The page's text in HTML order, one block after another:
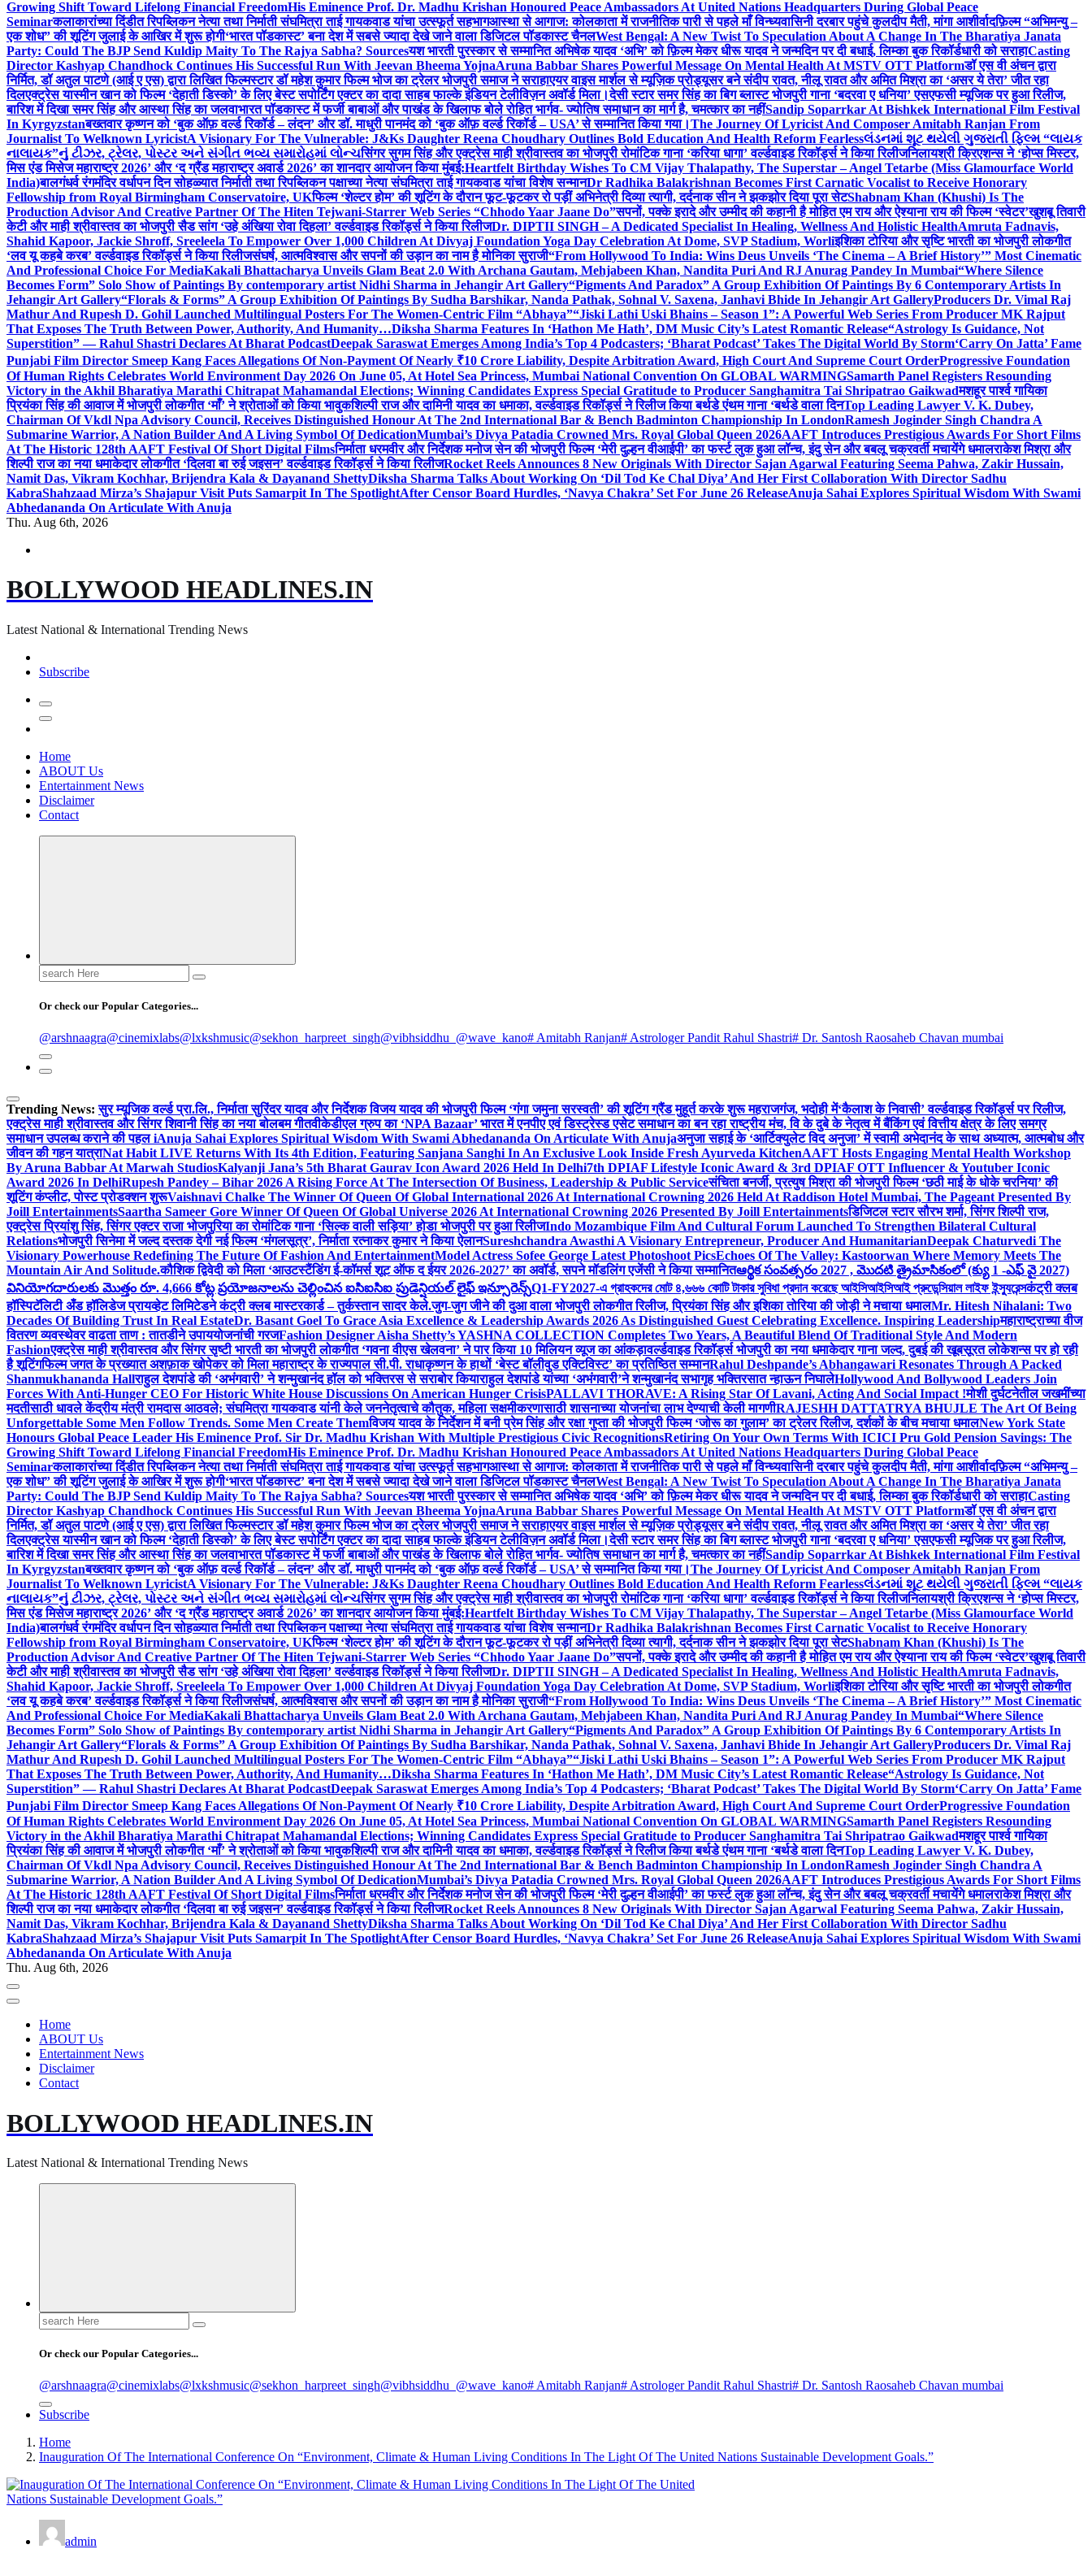
Growing Shift Toward Lifelong Financial FreedomHis Eminence Prof. Dr. Madhu Krishan Honoured Peace Ambassadors At United Nations Headquarters During Global Peace
Seminarकलाकारांच्या दिंडीत रिपब्लिकन नेत्या तथा निर्माती संघमित्रा ताई गायकवाड यांचा उत्स्फूर्त सहभागआस्था से आगाज: कोलकाता में राजनीतिक पारी से पहले माँ विन्ध्यवासिनी दरबार पहुंचे कुलदीप मैती, मांगा आशीर्वादफ़िल्म “अभिमन्यु –
एक शोध” की शूटिंग जुलाई के आखिर में शुरू होगी‘भारत पॉडकास्ट’ बना देश में सबसे ज्यादा देखे जाने वाला डिजिटल पॉडकास्ट चैनलWest Bengal: A New Twist To Speculation About A Change In The Bharatiya Janata
Party: Could The BJP Send Kuldip Maity To The Rajya Sabha? Sourcesयश भारती पुरस्कार से सम्मानित अभिषेक यादव ‘अभि’ को फ़िल्म मेकर धीरू यादव ने जन्मदिन पर दी बधाई, लिम्का बुक रिकॉर्डधारी को सराहाCasting
Director Kashyap Chandhock Continues His Successful Run With Jeevan Bheema YojnaAruna Babbar Shares Powerful Message On Mental Health At MSTV OTT Platformडॉ एस वी अंचन द्वारा
निर्मित, डॉ अतुल पाटणे (आई ए एस) द्वारा लिखित फिल्मस्टार डॉ महेश कुमार फिल्म भोज का ट्रेलर भोजपुरी समाज ने सराहाएयर वाइस मार्शल से म्यूज़िक प्रोड्यूसर बने संदीप रावत, नीलू रावत और अमित मिश्रा का ‘असर ये तेरा’ जीत रहा
दिलएक्ट्रेस यास्मीन खान को फिल्म ‘देहाती डिस्को’ के लिए बेस्ट सपोर्टिंग एक्टर का दादा साहब फाल्के इंडियन टेलीविज़न अवॉर्ड मिला।देसी स्टार समर सिंह का बिग ब्लास्ट भोजपुरी गाना ‘बदरवा ए धनिया’ एसएफसी म्यूजिक पर हुआ रिलीज,
बारिश में दिखा समर सिंह और आस्था सिंह का जलवाभारत पॉडकास्ट में फर्जी बाबाओं और पाखंड के खिलाफ बोले रोहित भार्गव- ज्योतिष समाधान का मार्ग है, चमत्कार का नहींSandip Soparrkar At Bishkek International Film Festival
In Kyrgyzstanबख्तवार कृष्णन को ‘बुक ऑफ़ वर्ल्ड रिकॉर्ड – लंदन’ और डॉ. माधुरी पानमंद को ‘बुक ऑफ़ वर्ल्ड रिकॉर्ड – USA’ से सम्मानित किया गया।The Journey Of Lyricist And Composer Amitabh Ranjan From
Journalist To Welknown LyricistA Visionary For The Vulnerable: J&Ks Daughter Reena Choudhary Outlines Bold Education And Health Reform Fearlessલંડનમાં શૂટ થયેલી ગુજરાતી ફિલ્મ “લાયક
નાલાયક”નું ટીઝર, ટ્રેલર, પોસ્ટર અને સંગીત ભવ્ય સમારોહમાં લોન્ચसिंगर सुगम सिंह और एक्ट्रेस माही श्रीवास्तव का भोजपुरी रोमांटिक गाना ‘करिया धागा’ वर्ल्डवाइड रिकॉर्ड्स ने किया रिलीजनिलायश्री क्रिएशन्स ने ‘होप्स मिस्टर,
मिस एंड मिसेज महाराष्ट्र 2026’ और ‘द ग्रैंड महाराष्ट्र अवार्ड 2026’ का शानदार आयोजन किया मुंबई:Heartfelt Birthday Wishes To CM Vijay Thalapathy, The Superstar – Angel Tetarbe (Miss Glamourface World
India)बालगंधर्व रंगमंदिर वर्धापन दिन सोहळ्यात निर्माती तथा रिपब्लिकन पक्षाच्या नेत्या संघमित्रा ताई गायकवाड यांचा विशेष सन्मानDr Radhika Balakrishnan Becomes First Carnatic Vocalist to Receive Honorary
Fellowship from Royal Birmingham Conservatoire, UKफिल्म ‘शेल्टर होम’ की शूटिंग के दौरान फूट-फूटकर रो पड़ीं अभिनेत्री दिव्या त्यागी, दर्दनाक सीन ने झकझोर दिया पूरा सेटShabnam Khan (Khushi) Is The
Production Advisor And Creative Partner Of The Hiten Tejwani-Starrer Web Series “Chhodo Yaar Jaane Do”सपनों, पक्के इरादे और उम्मीद की कहानी है मोहित एम राय और ऐश्याना राय की फिल्म ‘स्वेटर’खुशबू तिवारी
केटी और माही श्रीवास्तव का भोजपुरी सैड सांग ‘उहे अंखिया रोवा दिहला’ वर्ल्डवाइड रिकॉर्ड्स ने किया रिलीजDr. DIPTII SINGH – A Dedicated Specialist In Healing, Wellness And Holistic HealthAmruta Fadnavis,
Shahid Kapoor, Jackie Shroff, Sreeleela To Empower Over 1,000 Children At Divyaj Foundation Yoga Day Celebration At Dome, SVP Stadium, Worliइशिका टोरिया और सृष्टि भारती का भोजपुरी लोकगीत
‘लव यू कहबे करब’ वर्ल्डवाइड रिकॉर्ड्स ने किया रिलीजसंघर्ष, आत्मविश्वास और सपनों की उड़ान का नाम है मोनिका सुराजी“From Hollywood To India: Wins Deus Unveils ‘The Cinema – A Brief History’” Most Cinematic
And Professional Choice For MediaKakali Bhattacharya Unveils Glam Beat 2.0 With Archana Gautam, Mehjabeen Khan, Nandita Puri And RJ Anurag Pandey In Mumbai“Where Silence
Becomes Form” Solo Show of Paintings By contemporary artist Nidhi Sharma in Jehangir Art Gallery“Pigments And Paradox” A Group Exhibition Of Paintings By 6 Contemporary Artists In
Jehangir Art Gallery“Florals & Forms” A Group Exhibition Of Paintings By Sudha Barshikar, Nanda Pathak, Sohnal V. Saxena, Janhavi Bhide In Jehangir Art GalleryProducers Dr. Vimal Raj
Mathur And Rupesh D. Gohil Launched Multilingual Posters For The Women-Centric Film “Abhaya”“Jiski Lathi Uski Bhains – Season 1”: A Powerful Web Series From Producer MK Rajput
That Exposes The Truth Between Power, Authority, And Humanity…Diksha Sharma Features In ‘Hathon Me Hath’, DM Music City’s Latest Romantic Release“Astrology Is Guidance, Not
Superstition” — Rahul Shastri Declares At Bharat PodcastDeepak Saraswat Emerges Among India’s Top 4 Podcasters; ‘Bharat Podcast’ Takes The Digital World By Storm‘Carry On Jatta’ Fame
Punjabi Film Director Smeep Kang Faces Allegations Of Non-Payment Of Nearly ₹10 Crore Liability, Despite Arbitration Award, High Court And Supreme Court OrderProgressive Foundation
Of Human Rights Celebrates World Environment Day 2026 On June 05, At Hotel Sea Princess, Mumbai National Convention On GLOBAL WARMINGSamarth Panel Registers Resounding
Victory in the Akhil Bharatiya Marathi Chitrapat Mahamandal Elections; Winning Candidates Express Special Gratitude to Producer Sanghamitra Tai Shripatrao Gaikwadमशहूर पार्श्व गायिका
प्रियंका सिंह की आवाज में भोजपुरी लोकगीत ‘माँ’ ने श्रोताओं को किया भावुकशिल्पी राज और दामिनी यादव का धमाका, वर्ल्डवाइड रिकॉर्ड्स ने रिलीज किया बर्थडे एंथम गाना ‘बर्थडे वाला दिनTop Leading Lawyer V. K. Dubey,
Chairman Of Vkdl Npa Advisory Council, Receives Distinguished Honour At The 2nd International Bar & Bench Badminton Championship In LondonRamesh Joginder Singh Chandra A
Submarine Warrior, A Nation Builder And A Living Symbol Of DedicationMumbai’s Divya Patadia Crowned Mrs. Royal Global Queen 2026AAFT Introduces Prestigious Awards For Short Films
At The Historic 128th AAFT Festival Of Short Digital Filmsनिर्माता धरमवीर और निर्देशक मनोज सेन की भोजपुरी फिल्म ‘मेरी दुल्हन वीआईपी’ का फर्स्ट लुक हुआ लॉन्च, इंदु सेन और बबलू चक्रवर्ती मचायेंगे धमालराकेश मिश्रा और
शिल्पी राज का नया धमाकेदार लोकगीत ‘दिलवा बा रुई जइसन’ वर्ल्डवाइड रिकॉर्ड्स ने किया रिलीजRocket Reels Announces 8 New Originals With Director Sajan Agarwal Featuring Seema Pahwa, Zakir Hussain,
Namit Das, Vikram Kochhar, Brijendra Kala & Dayanand ShettyDiksha Sharma Talks About Working On ‘Dil Tod Ke Chal Diya’ And Her First Collaboration With Director Sadhu
KabraShahzaad Mirza’s Shajapur Visit Puts Samarpit In The SpotlightAfter Censor Board Hurdles, ‘Navya Chakra’ Set For June 26 ReleaseAnuja Sahai Explores Spiritual Wisdom With Swami
Abhedananda On Articulate With Anuja
Thu. Aug 6th, 2026
BOLLYWOOD HEADLINES.IN
Latest National & International Trending News
Subscribe
Home
ABOUT Us
Entertainment News
Disclaimer
Contact
Search
for:
Or check our Popular Categories...
@arshnaagra@cinemixlabs@lxkshmusic@sekhon_harpreet_singh@vibhsiddhu_ @wave_kano# Amitabh Ranjan# Astrologer Pandit Rahul Shastri# Dr. Santosh Raosaheb Chavan mumbai
Trending News: सुर म्यूजिक वर्ल्ड प्रा.लि., निर्माता सुरिंदर यादव और निर्देशक विजय यादव की भोजपुरी फिल्म ‘गंगा जमुना सरस्वती’ की शूटिंग ग्रैंड मुहूर्त करके शुरू महराजगंज, भदोही में‘कैलाश के निवासी’ वर्ल्डवाइड रिकॉर्ड्स पर रिलीज,
एक्ट्रेस माही श्रीवास्तव और सिंगर शिवानी सिंह का नया बोलबम गीतवीकेडीएल ग्रुप का ‘NPA Bazaar’ भारत में एनपीए एवं डिस्ट्रेस्ड एसेट समाधान का बन रहा राष्ट्रीय मंच, वि के दुबे के नेतृत्व में बैंकिंग एवं वित्तीय क्षेत्र के लिए समग्र
समाधान उपलब्ध कराने की पहल iAnuja Sahai Explores Spiritual Wisdom With Swami Abhedananda On Articulate With Anujaअनुजा सहाई के ‘आर्टिक्युलेट विद अनुजा’ में स्वामी अभेदानंद के साथ अध्यात्म, आत्मबोध और
जीवन की गहन यात्राNat Habit LIVE Returns With Its 4th Edition, Featuring Sanjana Sanghi In An Exclusive Look Inside Fresh Ayurveda KitchenAAFT Hosts Engaging Mental Health Workshop
By Aruna Babbar At Marwah StudiosKalyanji Jana’s 5th Bharat Gaurav Icon Award 2026 Held In Delhi7th DPIAF Lifestyle Iconic Award & 3rd DPIAF OTT Influencer & Youtuber Iconic
Award 2026 In DelhiRupesh Pandey – Bihar 2026 A Rising Force At The Intersection Of Business, Leadership & Public Serviceसंचिता बनर्जी, प्रत्युष मिश्रा की भोजपुरी फिल्म ‘छठी माई के धोके चरनिया’ की
शूटिंग कंप्लीट, पोस्ट प्रोडक्शन शुरूVaishnavi Chalke The Winner Of Queen Of Global International 2026 At International Crowning 2026 Held At Raddison Hotel Mumbai, The Pageant Presented By
Joill EntertainmentsSaartha Sameer Gore Winner Of Queen Of Global Universe 2026 At International Crowning 2026 Presented By Joill Entertainmentsडिजिटल स्टार सौरभ शर्मा, सिंगर शिल्पी राज,
एक्ट्रेस प्रियांशु सिंह, सिंगर एक्टर राजा भोजपुरिया का रोमांटिक गाना ‘सिल्क वाली सड़िया’ होडा भोजपुरी पर हुआ रिलीजIndo Mozambique Film And Cultural Forum Launched To Strengthen Bilateral Cultural
Relationsभोजपुरी सिनेमा में जल्द दस्तक देगी नई फिल्म ‘मंगलसूत्र’, निर्माता रत्नाकर कुमार ने किया ऐलानSureshchandra Awasthi A Visionary Entrepreneur, Producer And HumanitarianDeepak Chaturvedi The
Visionary Powerhouse Redefining The Future Of Fashion And EntertainmentModel Actress Sofee George Latest Photoshoot PicsEchoes Of The Valley: Kastoorwan Where Memory Meets The
Mountain Air And Solitude.कौशिक द्विवेदी को मिला ‘आउटस्टैंडिंग ई-कॉमर्स शूट ऑफ द ईयर 2026-2027’ का अवॉर्ड, सपने मॉडलिंग एजेंसी ने किया सम्मानितఆర్థిక సంవత్సరం 2027 , మొదటి త్రైమాసికంలో (క్యు 1 -ఎఫ్ వై 2027)
వినియోగదారులకు మొత్తం రూ. 4,666 కోట్ల ప్రయోజనాలను చెల్లించిన ఐసిఐసిఐ ప్రుడెన్షియల్ లైఫ్ ఇన్సూరెన్స్Q1-FY2027-এ গ্রাহকদের মোট ৪,৬৬৬ কোটি টাকার সুবিধা প্রদান করেছে আইসিআইসিআই প্রুডেন্সিয়াল লাইফ ইন্স্যুরেন্সकंट्री क्लब
हॉस्पिटॅलिटी अँड हॉलिडेज प्रायव्हेट लिमिटेडने कंट्री क्लब मास्टरकार्ड – तुर्कस्तान सादर केले.जुग-जुग जीने की दुआ वाला भोजपुरी लोकगीत रिलीज, प्रियंका सिंह और इशिका तोरिया की जोड़ी ने मचाया धमालMr. Hitesh Nihalani: Two
Decades Of Building Trust In Real EstateDr. Basant Goel To Grace Asia Excellence & Leadership Awards 2026 As Distinguished Guest Celebrating Excellence. Inspiring Leadershipमहाराष्ट्राच्या वीज
वितरण व्यवस्थेवर वाढता ताण : तातडीने उपाययोजनांची गरजFashion Designer Aisha Shetty’s YASHNA COLLECTION Completes Two Years, A Beautiful Blend Of Traditional Style And Modern
Fashionएक्ट्रेस माही श्रीवास्तव और सिंगर सृष्टी भारती का भोजपुरी लोकगीत ‘गवना वीएस खेलवना’ ने पार किया 10 मिलियन व्यूज का आंकड़ावर्ल्डवाइड रिकॉर्ड्स भोजपुरी का नया धमाकेदार गाना जल्द, दुबई की खूबसूरत लोकेशन्स पर हो रही
है शूटिंगफिल्म जगत के प्रख्यात अशफ़ाक खोपेकर को मिला महाराष्ट्र के राज्यपाल सी.पी. राधाकृष्णन के हाथों ‘बेस्ट बॉलीवुड एक्टिविस्ट’ का प्रतिष्ठित सम्मानRahul Deshpande’s Abhangawari Resonates Through A Packed
Shanmukhananda Hallराहुल देशपांडे की ‘अभंगवारी’ ने शन्मुखानंद हॉल को भक्तिरस से सराबोर कियाराहुल देशपांडे यांच्या ‘अभंगवारी’ने शन्मुखानंद सभागृह भक्तिरसात न्हाऊन निघालेHollywood And Bollywood Leaders Join
Forces With Anti-Hunger CEO For Historic White House Discussions On American Hunger CrisisPALLAVI THORAVE: A Rising Star Of Lavani, Acting And Social Impact !मोशी दुर्घटनेतील जखमींच्या
मदतीसाठी धावले केंद्रीय मंत्री रामदास आठवले; संघमित्रा गायकवाड यांनी केले जननेतृत्वाचे कौतुक, महिला सक्षमीकरणासाठी शासनाच्या योजनांचा लाभ देण्याची केली मागणीRAJESHH DATTATRYA BHUJLE The Art Of Being
Unforgettable Some Men Follow Trends. Some Men Create Themविजय यादव के निर्देशन में बनी प्रेम सिंह और रक्षा गुप्ता की भोजपुरी फिल्म ‘जोरू का गुलाम’ का ट्रेलर रिलीज, दर्शकों के बीच मचाया धमालNew York State
Honours Global Peace Leader His Eminence Prof. Sir Dr. Madhu Krishan With Multiple Prestigious Civic RecognitionsRetiring On Your Own Terms With ICICI Pru Gold Pension Savings: The
Growing Shift Toward Lifelong Financial FreedomHis Eminence Prof. Dr. Madhu Krishan Honoured Peace Ambassadors At United Nations Headquarters During Global Peace
Seminarकलाकारांच्या दिंडीत रिपब्लिकन नेत्या तथा निर्माती संघमित्रा ताई गायकवाड यांचा उत्स्फूर्त सहभागआस्था से आगाज: कोलकाता में राजनीतिक पारी से पहले माँ विन्ध्यवासिनी दरबार पहुंचे कुलदीप मैती, मांगा आशीर्वादफ़िल्म “अभिमन्यु –
एक शोध” की शूटिंग जुलाई के आखिर में शुरू होगी‘भारत पॉडकास्ट’ बना देश में सबसे ज्यादा देखे जाने वाला डिजिटल पॉडकास्ट चैनलWest Bengal: A New Twist To Speculation About A Change In The Bharatiya Janata
Party: Could The BJP Send Kuldip Maity To The Rajya Sabha? Sourcesयश भारती पुरस्कार से सम्मानित अभिषेक यादव ‘अभि’ को फ़िल्म मेकर धीरू यादव ने जन्मदिन पर दी बधाई, लिम्का बुक रिकॉर्डधारी को सराहाCasting
Director Kashyap Chandhock Continues His Successful Run With Jeevan Bheema YojnaAruna Babbar Shares Powerful Message On Mental Health At MSTV OTT Platformडॉ एस वी अंचन द्वारा
निर्मित, डॉ अतुल पाटणे (आई ए एस) द्वारा लिखित फिल्मस्टार डॉ महेश कुमार फिल्म भोज का ट्रेलर भोजपुरी समाज ने सराहाएयर वाइस मार्शल से म्यूज़िक प्रोड्यूसर बने संदीप रावत, नीलू रावत और अमित मिश्रा का ‘असर ये तेरा’ जीत रहा
दिलएक्ट्रेस यास्मीन खान को फिल्म ‘देहाती डिस्को’ के लिए बेस्ट सपोर्टिंग एक्टर का दादा साहब फाल्के इंडियन टेलीविज़न अवॉर्ड मिला।देसी स्टार समर सिंह का बिग ब्लास्ट भोजपुरी गाना ‘बदरवा ए धनिया’ एसएफसी म्यूजिक पर हुआ रिलीज,
बारिश में दिखा समर सिंह और आस्था सिंह का जलवाभारत पॉडकास्ट में फर्जी बाबाओं और पाखंड के खिलाफ बोले रोहित भार्गव- ज्योतिष समाधान का मार्ग है, चमत्कार का नहींSandip Soparrkar At Bishkek International Film Festival
In Kyrgyzstanबख्तवार कृष्णन को ‘बुक ऑफ़ वर्ल्ड रिकॉर्ड – लंदन’ और डॉ. माधुरी पानमंद को ‘बुक ऑफ़ वर्ल्ड रिकॉर्ड – USA’ से सम्मानित किया गया।The Journey Of Lyricist And Composer Amitabh Ranjan From
Journalist To Welknown LyricistA Visionary For The Vulnerable: J&Ks Daughter Reena Choudhary Outlines Bold Education And Health Reform Fearlessલંડનમાં શૂટ થયેલી ગુજરાતી ફિલ્મ “લાયક
નાલાયક”નું ટીઝર, ટ્રેલર, પોસ્ટર અને સંગીત ભવ્ય સમારોહમાં લોન્ચसिंगर सुगम सिंह और एक्ट्रेस माही श्रीवास्तव का भोजपुरी रोमांटिक गाना ‘करिया धागा’ वर्ल्डवाइड रिकॉर्ड्स ने किया रिलीजनिलायश्री क्रिएशन्स ने ‘होप्स मिस्टर,
मिस एंड मिसेज महाराष्ट्र 2026’ और ‘द ग्रैंड महाराष्ट्र अवार्ड 2026’ का शानदार आयोजन किया मुंबई:Heartfelt Birthday Wishes To CM Vijay Thalapathy, The Superstar – Angel Tetarbe (Miss Glamourface World
India)बालगंधर्व रंगमंदिर वर्धापन दिन सोहळ्यात निर्माती तथा रिपब्लिकन पक्षाच्या नेत्या संघमित्रा ताई गायकवाड यांचा विशेष सन्मानDr Radhika Balakrishnan Becomes First Carnatic Vocalist to Receive Honorary
Fellowship from Royal Birmingham Conservatoire, UKफिल्म ‘शेल्टर होम’ की शूटिंग के दौरान फूट-फूटकर रो पड़ीं अभिनेत्री दिव्या त्यागी, दर्दनाक सीन ने झकझोर दिया पूरा सेटShabnam Khan (Khushi) Is The
Production Advisor And Creative Partner Of The Hiten Tejwani-Starrer Web Series “Chhodo Yaar Jaane Do”सपनों, पक्के इरादे और उम्मीद की कहानी है मोहित एम राय और ऐश्याना राय की फिल्म ‘स्वेटर’खुशबू तिवारी
केटी और माही श्रीवास्तव का भोजपुरी सैड सांग ‘उहे अंखिया रोवा दिहला’ वर्ल्डवाइड रिकॉर्ड्स ने किया रिलीजDr. DIPTII SINGH – A Dedicated Specialist In Healing, Wellness And Holistic HealthAmruta Fadnavis,
Shahid Kapoor, Jackie Shroff, Sreeleela To Empower Over 1,000 Children At Divyaj Foundation Yoga Day Celebration At Dome, SVP Stadium, Worliइशिका टोरिया और सृष्टि भारती का भोजपुरी लोकगीत
‘लव यू कहबे करब’ वर्ल्डवाइड रिकॉर्ड्स ने किया रिलीजसंघर्ष, आत्मविश्वास और सपनों की उड़ान का नाम है मोनिका सुराजी“From Hollywood To India: Wins Deus Unveils ‘The Cinema – A Brief History’” Most Cinematic
And Professional Choice For MediaKakali Bhattacharya Unveils Glam Beat 2.0 With Archana Gautam, Mehjabeen Khan, Nandita Puri And RJ Anurag Pandey In Mumbai“Where Silence
Becomes Form” Solo Show of Paintings By contemporary artist Nidhi Sharma in Jehangir Art Gallery“Pigments And Paradox” A Group Exhibition Of Paintings By 6 Contemporary Artists In
Jehangir Art Gallery“Florals & Forms” A Group Exhibition Of Paintings By Sudha Barshikar, Nanda Pathak, Sohnal V. Saxena, Janhavi Bhide In Jehangir Art GalleryProducers Dr. Vimal Raj
Mathur And Rupesh D. Gohil Launched Multilingual Posters For The Women-Centric Film “Abhaya”“Jiski Lathi Uski Bhains – Season 1”: A Powerful Web Series From Producer MK Rajput
That Exposes The Truth Between Power, Authority, And Humanity…Diksha Sharma Features In ‘Hathon Me Hath’, DM Music City’s Latest Romantic Release“Astrology Is Guidance, Not
Superstition” — Rahul Shastri Declares At Bharat PodcastDeepak Saraswat Emerges Among India’s Top 4 Podcasters; ‘Bharat Podcast’ Takes The Digital World By Storm‘Carry On Jatta’ Fame
Punjabi Film Director Smeep Kang Faces Allegations Of Non-Payment Of Nearly ₹10 Crore Liability, Despite Arbitration Award, High Court And Supreme Court OrderProgressive Foundation
Of Human Rights Celebrates World Environment Day 2026 On June 05, At Hotel Sea Princess, Mumbai National Convention On GLOBAL WARMINGSamarth Panel Registers Resounding
Victory in the Akhil Bharatiya Marathi Chitrapat Mahamandal Elections; Winning Candidates Express Special Gratitude to Producer Sanghamitra Tai Shripatrao Gaikwadमशहूर पार्श्व गायिका
प्रियंका सिंह की आवाज में भोजपुरी लोकगीत ‘माँ’ ने श्रोताओं को किया भावुकशिल्पी राज और दामिनी यादव का धमाका, वर्ल्डवाइड रिकॉर्ड्स ने रिलीज किया बर्थडे एंथम गाना ‘बर्थडे वाला दिनTop Leading Lawyer V. K. Dubey,
Chairman Of Vkdl Npa Advisory Council, Receives Distinguished Honour At The 2nd International Bar & Bench Badminton Championship In LondonRamesh Joginder Singh Chandra A
Submarine Warrior, A Nation Builder And A Living Symbol Of DedicationMumbai’s Divya Patadia Crowned Mrs. Royal Global Queen 2026AAFT Introduces Prestigious Awards For Short Films
At The Historic 128th AAFT Festival Of Short Digital Filmsनिर्माता धरमवीर और निर्देशक मनोज सेन की भोजपुरी फिल्म ‘मेरी दुल्हन वीआईपी’ का फर्स्ट लुक हुआ लॉन्च, इंदु सेन और बबलू चक्रवर्ती मचायेंगे धमालराकेश मिश्रा और
शिल्पी राज का नया धमाकेदार लोकगीत ‘दिलवा बा रुई जइसन’ वर्ल्डवाइड रिकॉर्ड्स ने किया रिलीजRocket Reels Announces 8 New Originals With Director Sajan Agarwal Featuring Seema Pahwa, Zakir Hussain,
Namit Das, Vikram Kochhar, Brijendra Kala & Dayanand ShettyDiksha Sharma Talks About Working On ‘Dil Tod Ke Chal Diya’ And Her First Collaboration With Director Sadhu
KabraShahzaad Mirza’s Shajapur Visit Puts Samarpit In The SpotlightAfter Censor Board Hurdles, ‘Navya Chakra’ Set For June 26 ReleaseAnuja Sahai Explores Spiritual Wisdom With Swami
Abhedananda On Articulate With Anuja
Thu. Aug 6th, 2026
Home
ABOUT Us
Entertainment News
Disclaimer
Contact
BOLLYWOOD HEADLINES.IN
Latest National & International Trending News
Search
for:
Or check our Popular Categories...
@arshnaagra@cinemixlabs@lxkshmusic@sekhon_harpreet_singh@vibhsiddhu_ @wave_kano# Amitabh Ranjan# Astrologer Pandit Rahul Shastri# Dr. Santosh Raosaheb Chavan mumbai
Subscribe
Home
Inauguration Of The International Conference On “Environment, Climate & Human Living Conditions In The Light Of The United Nations Sustainable Development Goals.”
admin